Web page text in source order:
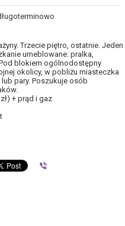
Trzecie piętro, ostatnie. Jeden
umeblowane: pralka,
blokiem ogólnodostępny
okolicy, w pobliżu miasteczka
pary. Poszukuje osób
+ prąd i gaz